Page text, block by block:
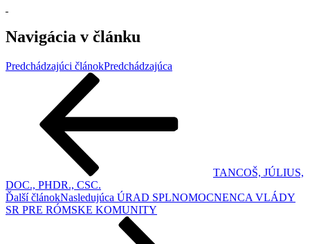
Navigácia v článku
Predchádzajúci článokPredchádzajúca
TANCOŠ, JÚLIUS,
DOC., PHDR., CSC.
Ďalší článokNasledujúca ÚRAD SPLNOMOCNENCA VLÁDY
SR PRE RÓMSKE KOMUNITY